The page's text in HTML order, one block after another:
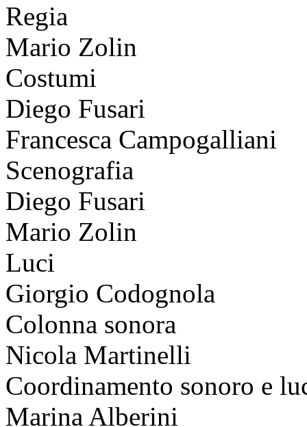
Regia
Mario Zolin
Costumi
Diego Fusari
Francesca Campogalliani
Scenografia
Diego Fusari
Mario Zolin
Luci
Giorgio Codognola
Colonna sonora
Nicola Martinelli
Coordinamento sonoro e
Marina Alberini